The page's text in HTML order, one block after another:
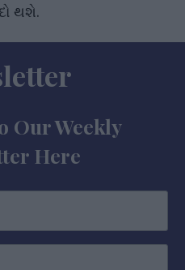
થશે.
Our Weekly
Here